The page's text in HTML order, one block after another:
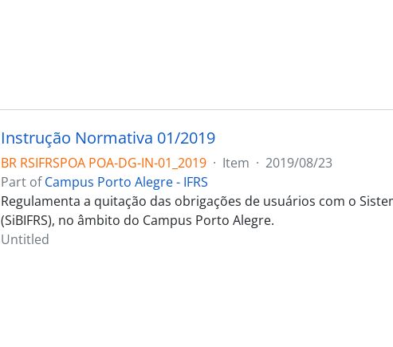
Instrução Normativa 01/2019
BR RSIFRSPOA POA-DG-IN-01_2019 · Item · 2019/08/23
Part ofCampus Porto Alegre - IFRS
Regulamenta a quitação das obrigações de usuários com o
(SiBIFRS), no âmbito do Campus Porto Alegre.
Untitled